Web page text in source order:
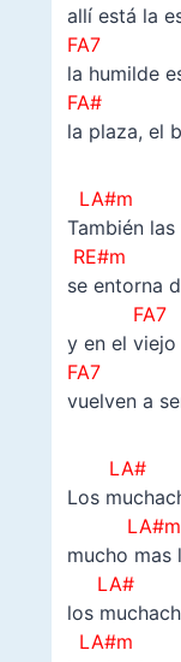
allí está la
FA7
la humilde
FA#
la plaza, el
También
se entorna
y en el
FA7
vuelven a
LA#
Los
mucho mas
LA#
los